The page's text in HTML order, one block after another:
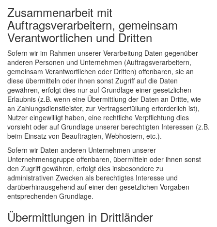
Zusammenarbeit mit
Auftragsverarbeitern, gemeinsam
Verantwortlichen und Dritten
Sofern wir im Rahmen unserer Verarbeitung Daten gegenüber
anderen Personen und Unternehmen (Auftragsverarbeitern,
gemeinsam Verantwortlichen oder Dritten) offenbaren, sie an
diese übermitteln oder ihnen sonst Zugriff auf die Daten
gewähren, erfolgt dies nur auf Grundlage einer gesetzlichen
Erlaubnis (z.B. wenn eine Übermittlung der Daten an Dritte, wie
an Zahlungsdienstleister, zur Vertragserfüllung erforderlich ist),
Nutzer eingewilligt haben, eine rechtliche Verpflichtung dies
vorsieht oder auf Grundlage unserer berechtigten Interessen (z.B.
beim Einsatz von Beauftragten, Webhostern, etc.).
Sofern wir Daten anderen Unternehmen unserer
Unternehmensgruppe offenbaren, übermitteln oder ihnen sonst
den Zugriff gewähren, erfolgt dies insbesondere zu
administrativen Zwecken als berechtigtes Interesse und
darüberhinausgehend auf einer den gesetzlichen Vorgaben
entsprechenden Grundlage.
Übermittlungen in Drittländer